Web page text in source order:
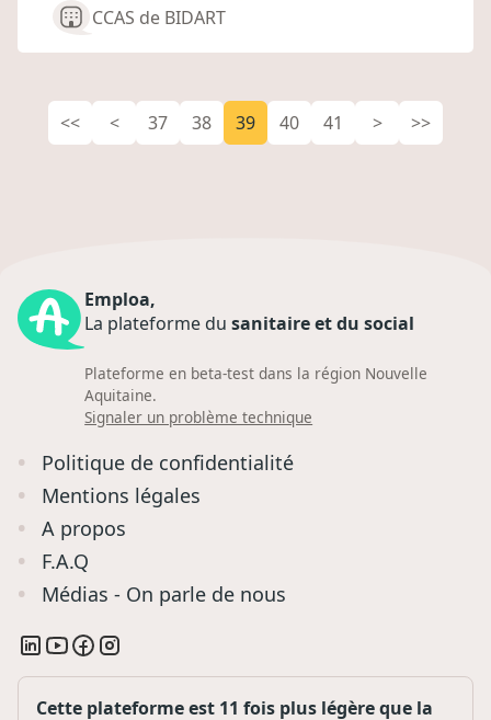
CCAS de BIDART
<< < 37 38 39 40 41 > >>
Emploa,
La plateforme dusanitaire et du social
Plateforme en beta-test dans la région Nouvelle
Aquitaine.
Signaler un problème technique
Politique de confidentialité
Mentions légales
A propos
F.A.Q
Médias - On parle de nous
Cette plateforme est 11 fois plus légère que la